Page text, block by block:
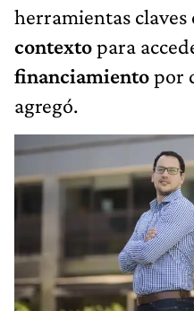
herramientas claves
contextopara
financiamientopor
agregó.